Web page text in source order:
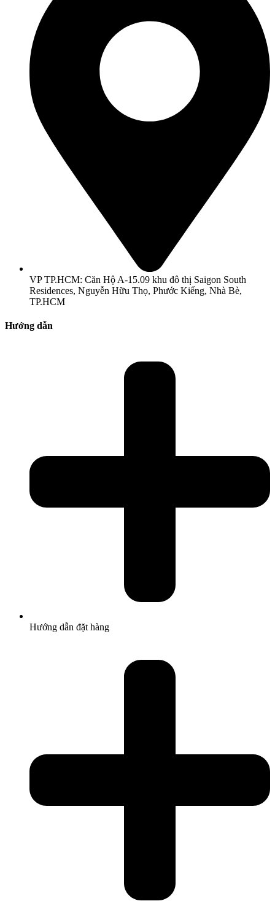
VP TP.HCM: Căn Hộ A-15.09 khu đô thị Saigon South
Residences, Nguyễn Hữu Thọ, Phước Kiểng, Nhà Bè,
TP.HCM
Hướng dẫn
Hướng dẫn đặt hàng